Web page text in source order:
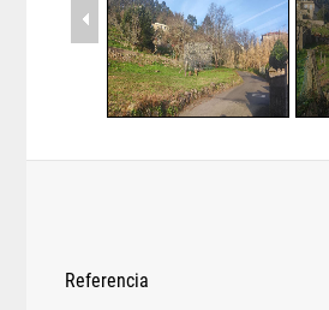
Referencia